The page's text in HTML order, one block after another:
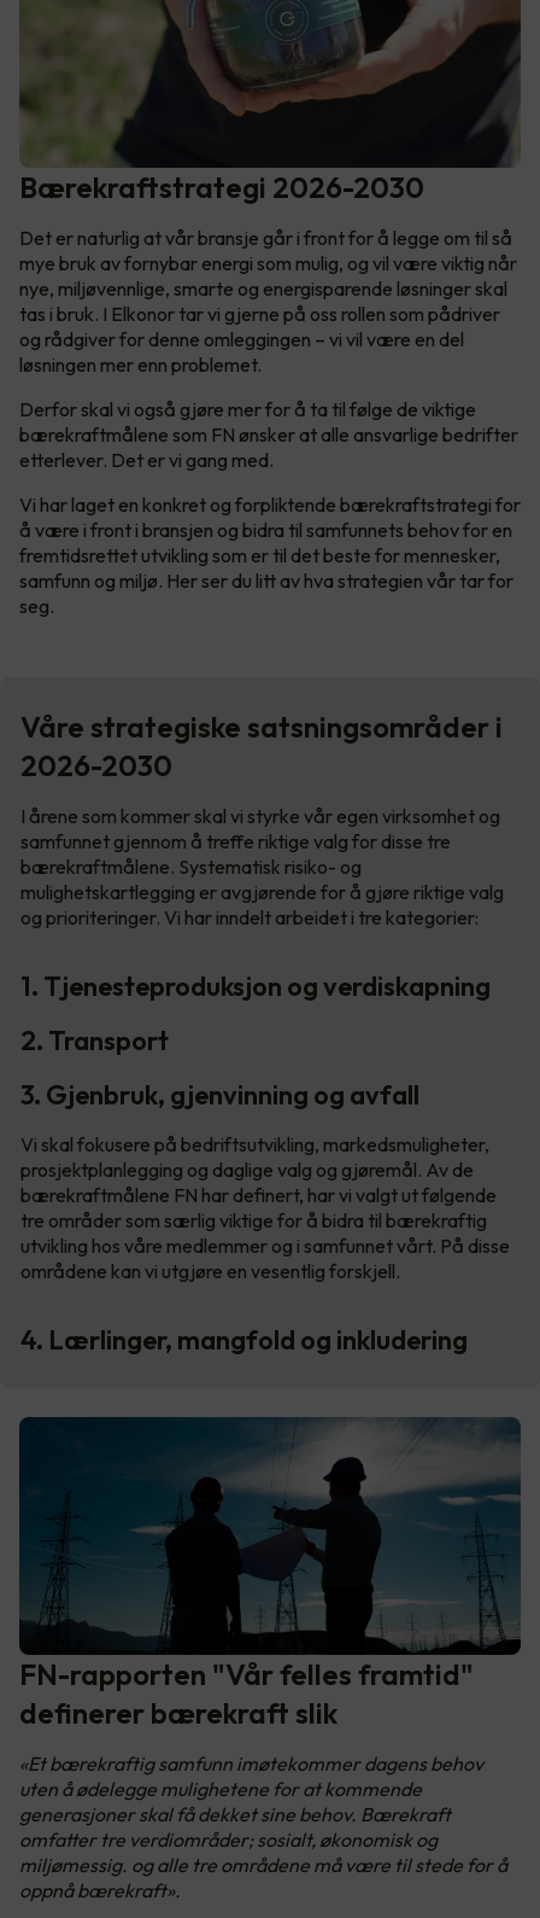
Bærekraftstrategi 2026-2030
Det er naturlig at vår bransje går i front for å legge om til så
mye bruk av fornybar energi som mulig, og vil være viktig når
nye, miljøvennlige, smarte og energisparende løsninger skal
tas i bruk. I Elkonor tar vi gjerne på oss rollen som pådriver
og rådgiver for denne omleggingen – vi vil være en del
løsningen mer enn problemet.
Derfor skal vi også gjøre mer for å ta til følge de viktige
bærekraftmålene som FN ønsker at alle ansvarlige bedrifter
etterlever. Det er vi gang med.
Vi har laget en konkret og forpliktende bærekraftstrategi for
å være i front i bransjen og bidra til samfunnets behov for en
fremtidsrettet utvikling som er til det beste for mennesker,
samfunn og miljø. Her ser du litt av hva strategien vår tar for
seg.
Våre strategiske satsningsområder i
2026-2030
I årene som kommer skal vi styrke vår egen virksomhet og
samfunnet gjennom å treffe riktige valg for disse tre
bærekraftmålene. Systematisk risiko- og
mulighetskartlegging er avgjørende for å gjøre riktige valg
og prioriteringer. Vi har inndelt arbeidet i tre kategorier:
1. Tjenesteproduksjon og verdiskapning
2. Transport
3. Gjenbruk, gjenvinning og avfall
Vi skal fokusere på bedriftsutvikling, markedsmuligheter,
prosjektplanlegging og daglige valg og gjøremål. Av de
bærekraftmålene FN har definert, har vi valgt ut følgende
tre områder som særlig viktige for å bidra til bærekraftig
utvikling hos våre medlemmer og i samfunnet vårt. På disse
områdene kan vi utgjøre en vesentlig forskjell.
4. Lærlinger, mangfold og inkludering
FN-rapporten "Vår felles framtid"
definerer bærekraft slik
«Et bærekraftig samfunn imøtekommer dagens behov
uten å ødelegge mulighetene for at kommende
generasjoner skal få dekket sine behov. Bærekraft
omfatter tre verdiområder; sosialt, økonomisk og
miljømessig. og alle tre områdene må være til stede for å
oppnå bærekraft».